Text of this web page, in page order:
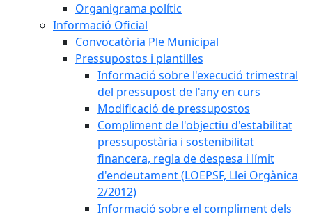
Organigrama polític
Informació Oficial
Convocatòria Ple Municipal
Pressupostos i plantilles
Informació sobre l'execució trimestral
del pressupost de l'any en curs
Modificació de pressupostos
Compliment de l'objectiu d'estabilitat
pressupostària i sostenibilitat
financera, regla de despesa i límit
d'endeutament (LOEPSF, Llei Orgànica
2/2012)
Informació sobre el compliment dels